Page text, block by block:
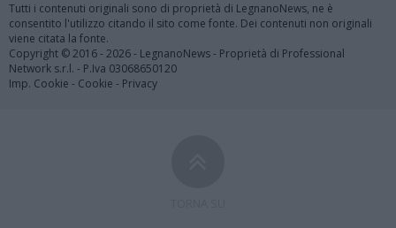
Tutti i contenuti originali sono di proprietà di LegnanoNews, ne è
consentito l'utilizzo citando il sito come fonte. Dei contenuti non originali
viene citata la fonte.
Copyright © 2016 - 2026 - LegnanoNews - Proprietà di Professional
Network s.r.l. - P.Iva 03068650120
Imp. Cookie - Cookie - Privacy